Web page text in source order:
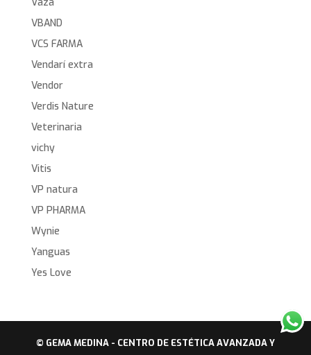
VBAND
VCS FARMA
Vendarí extra
Vendor
Verdis Nature
Veterinaria
vichy
Vitis
VP natura
VP PHARMA
Wynie
Yanguas
Yes Love
© GEMA MEDINA - CENTRO DE ESTÉTICA AVANZADA Y